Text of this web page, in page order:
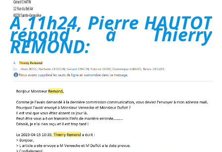
A 11h24, Pierre HAUTOT
répond à Thierry
REMOND: